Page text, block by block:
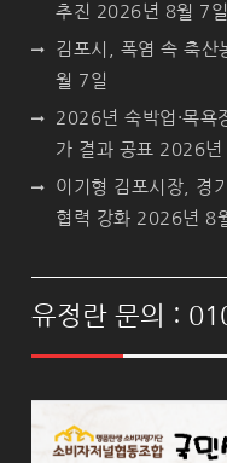
추진 2026년 8월 7일
김포시, 폭염 속 축산
월 7일
2026년 숙박업·목욕
가 결과 공표 2026년
이기형 김포시장, 경
협력 강화 2026년 8
유정란 문의 :